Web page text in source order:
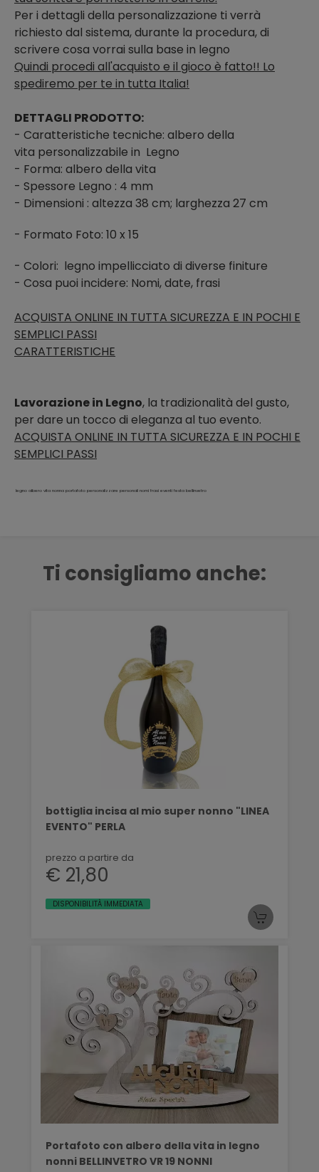
Per i dettagli della personalizzazione ti verrà
richiesto dal sistema, durante la procedura, di
scrivere cosa vorrai sulla base in legno
Quindi procedi all'acquisto e il gioco è fatto!! Lo
spediremo per te in tutta Italia!
DETTAGLI PRODOTTO:
- Caratteristiche tecniche: albero della
vita personalizzabile in Legno
- Forma: albero della vita
- Spessore Legno : 4 mm
- Dimensioni : altezza 38 cm; larghezza 27 cm
- Formato Foto: 10 x 15
- Colori: legno impellicciato di diverse finiture
- Cosa puoi incidere: Nomi, date, frasi
ACQUISTA ONLINE IN TUTTA SICUREZZA E IN POCHI E
SEMPLICI PASSI
CARATTERISTICHE
Lavorazione in Legno, la tradizionalità del gusto,
per dare un tocco di eleganza al tuo evento.
ACQUISTA ONLINE IN TUTTA SICUREZZA E IN POCHI E
SEMPLICI PASSI
legno albero vita nonna portafoto personalizzare personali nomi frasi eventi festa bellinvetro
Ti consigliamo anche:
bottiglia incisa al mio super nonno "LINEA
EVENTO" PERLA
prezzo a partire da
€ 21,80
DISPONIBILITÀ IMMEDIATA
Portafoto con albero della vita in legno
nonni BELLINVETRO VR 19 NONNI